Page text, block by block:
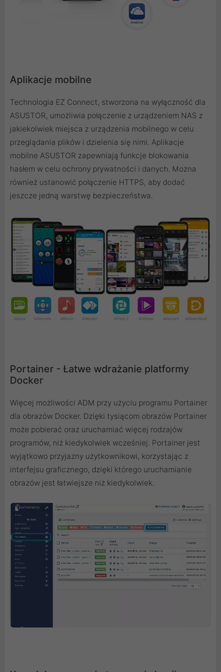
Aplikacje mobilne
Technologia EZ Connect, stworzona na wyłączność dla
ASUSTOR, umożliwia połączenie z urządzeniem NAS z
jakiekolwiek miejsca z urządzenia mobilnego w celu
przeglądania plików i dzielenia się nimi. Aplikacje
mobilne ASUSTOR zapewniają funkcje blokowania
hasłem w celu ochrony prywatności i danych. Można
również ustanowić połączenie HTTPS, aby dodać
jeszcze jedną warstwę bezpieczeństwa.
Portainer - Łatwe wdrażanie platformy
Docker
Więcej możliwości ADM przy użyciu programu Portainer
dla obrazów Docker. Dzięki tysiącom obrazów Portainer
może pobierać oraz uruchamiać więcej rodzajów
programów, niż kiedykolwiek wcześniej. Portainer jest
wyjątkowo przyjazny użytkownikowi, korzystając z
interfejsu graficznego, dzięki którego uruchamianie
obrazów jest łatwiejsze niż kiedykolwiek.